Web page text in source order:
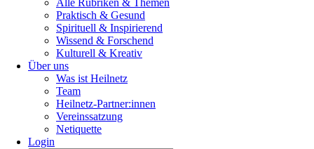
Alle Rubriken & Themen
Praktisch & Gesund
Spirituell & Inspirierend
Wissend & Forschend
Kulturell & Kreativ
Über uns
Was ist Heilnetz
Team
Heilnetz-Partner:innen
Vereinssatzung
Netiquette
Login